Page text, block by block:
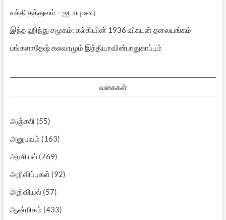
சக்தி தத்துவம் – ஜடாயு உரை
இந்த ஹிந்து சமூகம்: கல்கியின் 1936 விகடன் தலையங்கம்
பங்களாதேஷ் கலவரமும் இந்தியாவின்பாதுகாப்பும்
வகைகள்
அஞ்சலி (55)
அனுபவம் (163)
அரசியல்(769)
அறிவிப்புகள்(92)
அறிவியல்(57)
ஆன்மிகம் (433)